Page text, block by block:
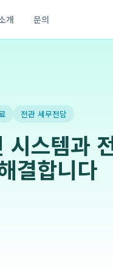
개 문의
전관 세무전담
스템과
결합니다